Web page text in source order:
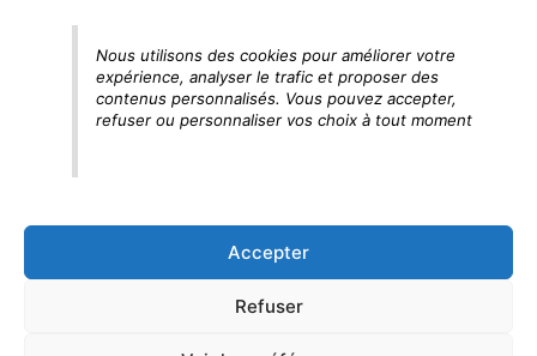
Nous utilisons des cookies pour améliorer votre
expérience, analyser le trafic et proposer des
contenus personnalisés. Vous pouvez accepter,
refuser ou personnaliser vos choix à tout moment
Accepter
Refuser